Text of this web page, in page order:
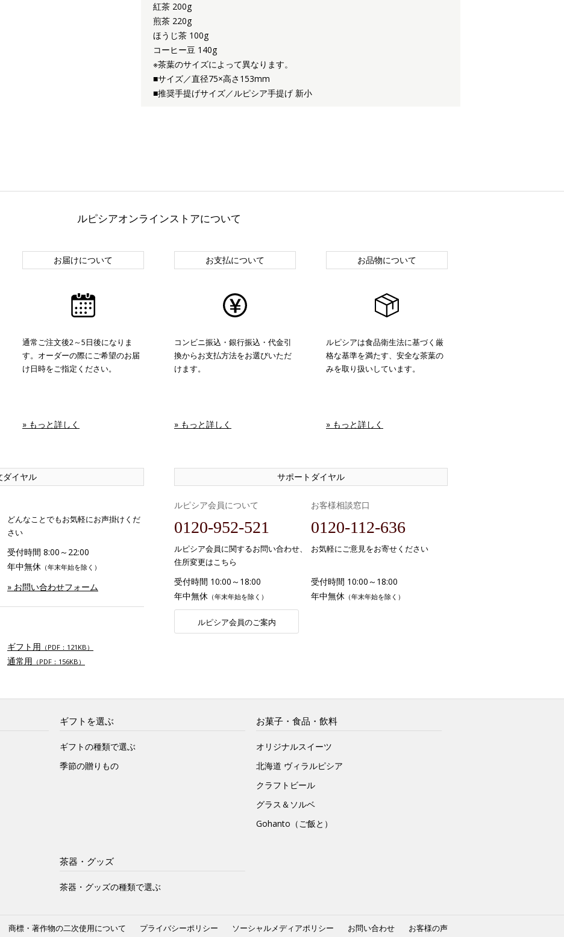
紅茶 200g
煎茶 220g
ほうじ茶 100g
コーヒー豆 140g
※茶葉のサイズによって異なります。
■サイズ／直径75×高さ153mm
■推奨手提げサイズ／ルピシア手提げ 新小
ルピシアオンラインストアについて
お届けについて
通常ご注文後2～5日後になりま
す。オーダーの際にご希望のお届
け日時をご指定ください。
» もっと詳しく
お支払について
コンビニ振込・銀行振込・代金引
換からお支払方法をお選びいただ
けます。
» もっと詳しく
お品物について
ルピシアは食品衛生法に基づく厳
格な基準を満たす、安全な茶葉の
みを取り扱いしています。
» もっと詳しく
ダイヤル
どんなことでもお気軽にお声掛けくだ
さい
受付時間 8:00～22:00
年中無休 （年末年始を除く）
» お問い合わせフォーム
ギフト用 （PDF：121KB）
通常用 （PDF：156KB）
サポートダイヤル
ルピシア会員について
0120-952-521
ルピシア会員に関するお問い合わせ、
住所変更はこちら
受付時間 10:00～18:00
年中無休 （年末年始を除く）
ルピシア会員のご案内
お客様相談窓口
0120-112-636
お気軽にご意見をお寄せください
受付時間 10:00～18:00
年中無休 （年末年始を除く）
ギフトを選ぶ
ギフトの種類で選ぶ
季節の贈りもの
お菓子・食品・飲料
オリジナルスイーツ
北海道 ヴィラルピシア
クラフトビール
グラス＆ソルベ
Gohanto（ご飯と）
茶器・グッズ
茶器・グッズの種類で選ぶ
商標・著作物の二次使用について プライバシーポリシー ソーシャルメディアポリシー お問い合わせ お客様の声